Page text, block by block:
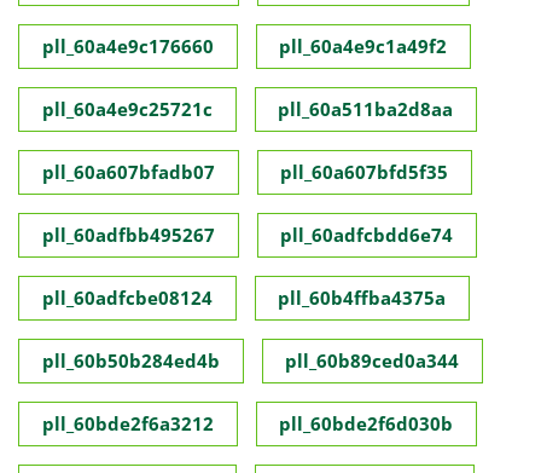
pll_60a4e9c176660 pll_60a4e9c1a49f2
pll_60a4e9c25721c pll_60a511ba2d8aa
pll_60a607bfadb07 pll_60a607bfd5f35
pll_60adfbb495267 pll_60adfcbdd6e74
pll_60adfcbe08124 pll_60b4ffba4375a
pll_60b50b284ed4b pll_60b89ced0a344
pll_60bde2f6a3212 pll_60bde2f6d030b